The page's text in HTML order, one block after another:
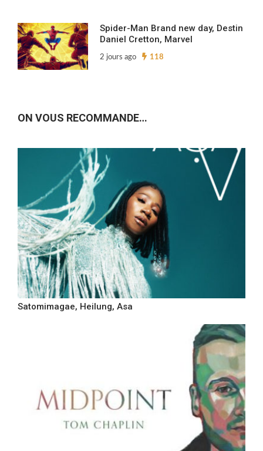
Spider-Man Brand new day, Destin
Daniel Cretton, Marvel
2 jours ago 118
ON VOUS RECOMMANDE…
Satomimagae, Heilung, Asa